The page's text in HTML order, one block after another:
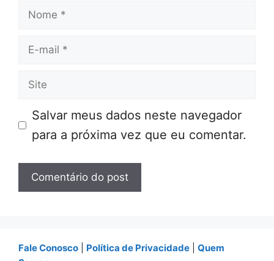
Nome
E-
Site
Salvar meus dados neste navegador
para a próxima vez que eu comentar.
Fale Conosco Política de Privacidade
Quem